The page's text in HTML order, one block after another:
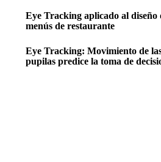
Eye Tracking aplicado al diseño
menús de restaurante
Eye Tracking: Movimiento de
pupilas predice la toma de